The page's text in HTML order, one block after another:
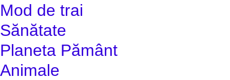
Mod de trai
Sănătate
Planeta Pământ
Animale